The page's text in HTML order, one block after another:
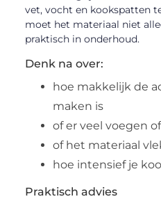
vet, vocht en kookspatten
moet het materiaal niet
praktisch in onderhoud.
Denk na over:
hoe makkelijk de
maken is
of er veel voegen
of het materiaal
hoe intensief je
Praktisch advies